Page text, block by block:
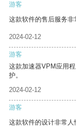
游客
这款软件的售后服务非
2024-02-12
游客
这款加速器VPM应用
护。
2024-02-12
游客
这款软件的设计非常人